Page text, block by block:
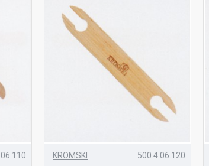
KROMSKI 500.4.06.120